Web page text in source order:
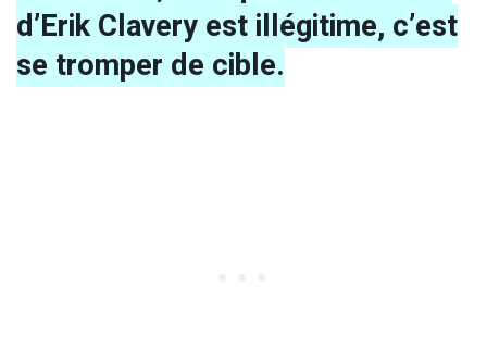
d’Erik Clavery est illégitime, c’est
se tromper de cible.